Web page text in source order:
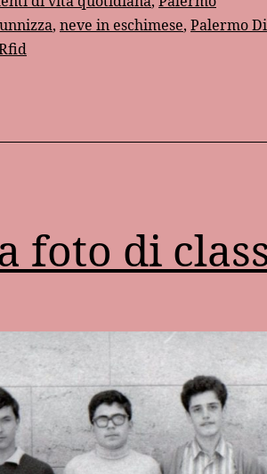
, neve in eschimese, Palermo
foto di